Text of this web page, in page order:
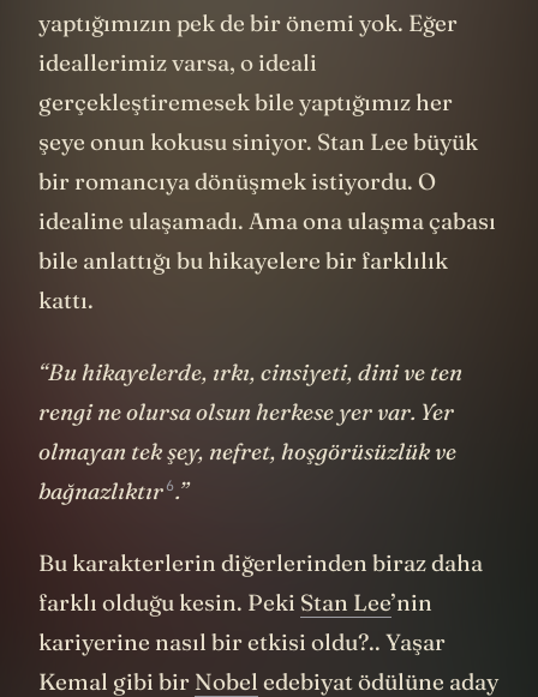
yaptığımızın pek de bir önemi yok. Eğer
ideallerimiz varsa, o ideali
gerçekleştiremesek bile yaptığımız her
şeye onun kokusu siniyor. Stan Lee büyük
bir romancıya dönüşmek istiyordu. O
idealine ulaşamadı. Ama ona ulaşma çabası
bile anlattığı bu hikayelere bir farklılık
kattı.
“Bu hikayelerde, ırkı, cinsiyeti, dini ve ten
rengi ne olursa olsun herkese yer var. Yer
olmayan tek şey, nefret, hoşgörüsüzlük ve
bağnazlıktır6.”
Bu karakterlerin diğerlerinden biraz daha
farklı olduğu kesin. Peki Stan Lee’nin
kariyerine nasıl bir etkisi oldu?.. Yaşar
Kemal gibi bir Nobel edebiyat ödülüne aday